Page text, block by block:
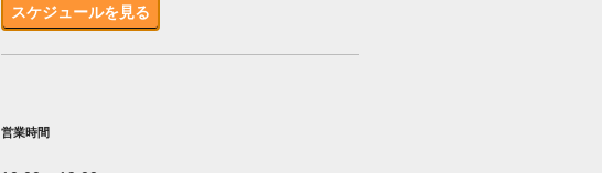
スケジュールを見る
営業時間